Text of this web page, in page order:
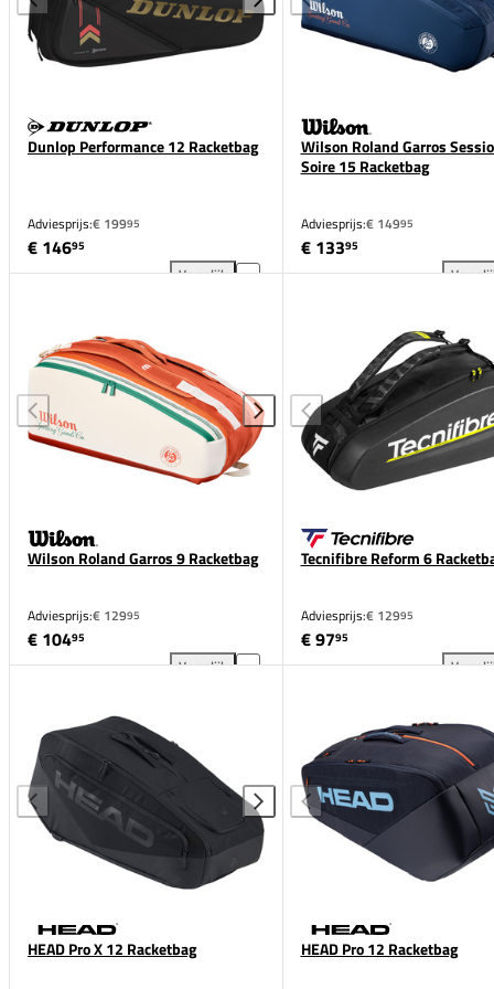
Dunlop Performance 12 Racketbag
Adviesprijs:€ 19995
€ 14695
Vergelijk
Wilson Roland Garros
Soire 15 Racketbag
Adviesprijs:€ 14995
€ 13395
Wilson Roland Garros 9 Racketbag
Adviesprijs:€ 12995
€ 10495
Vergelijk
Tecnifibre Reform 6
Adviesprijs:€ 12995
€ 9795
HEAD Pro X 12 Racketbag HEAD Pro 12 Racketbag